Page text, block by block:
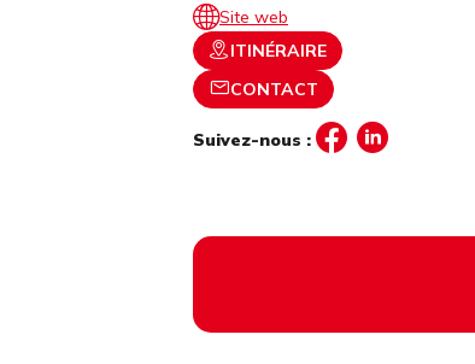
Site web
ITINÉRAIRE
CONTACT
Suivez-nous :